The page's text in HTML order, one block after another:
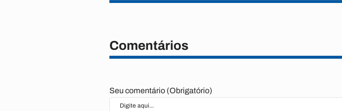
Comentários
Seu comentário (Obrigatório)